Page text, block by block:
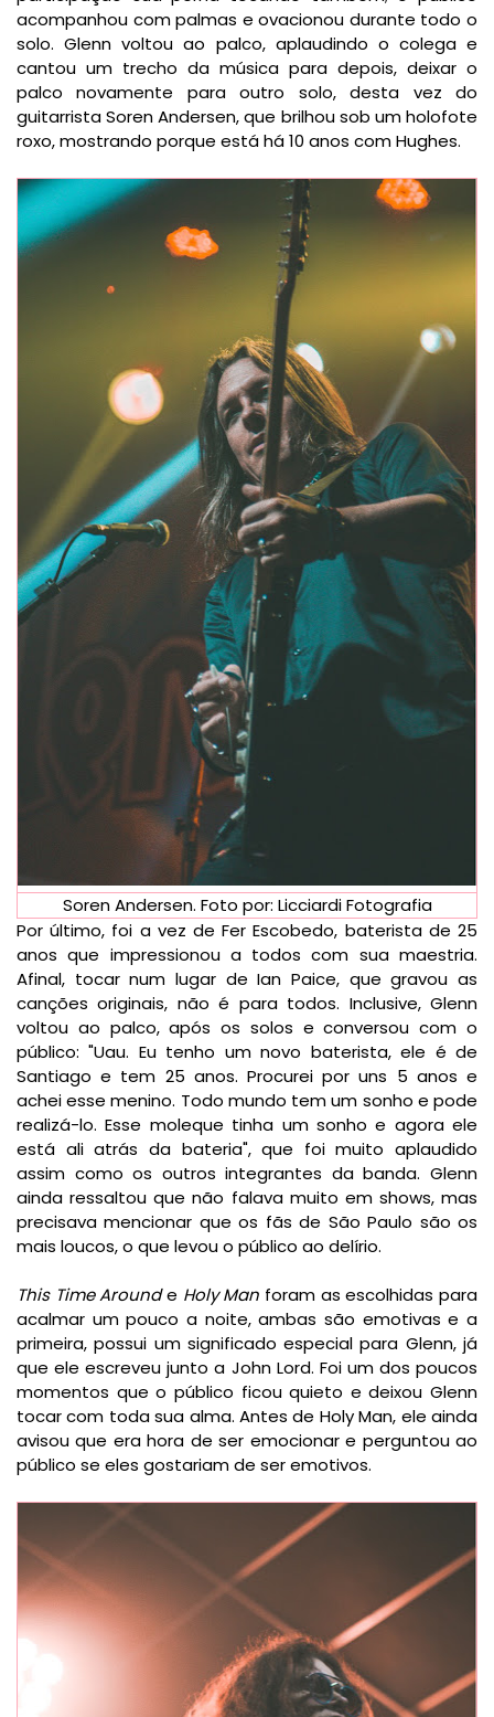
acompanhou com palmas e ovacionou durante todo o
solo. Glenn voltou ao palco, aplaudindo o colega e
cantou um trecho da música para depois, deixar o
palco novamente para outro solo, desta vez do
guitarrista Soren Andersen, que brilhou sob um holofote
roxo, mostrando porque está há 10 anos com Hughes.
Soren Andersen. Foto por: Licciardi Fotografia
Por último, foi a vez de Fer Escobedo, baterista de 25
anos que impressionou a todos com sua maestria.
Afinal, tocar num lugar de Ian Paice, que gravou as
canções originais, não é para todos. Inclusive, Glenn
voltou ao palco, após os solos e conversou com o
público: "Uau. Eu tenho um novo baterista, ele é de
Santiago e tem 25 anos. Procurei por uns 5 anos e
achei esse menino. Todo mundo tem um sonho e pode
realizá-lo. Esse moleque tinha um sonho e agora ele
está ali atrás da bateria", que foi muito aplaudido
assim como os outros integrantes da banda. Glenn
ainda ressaltou que não falava muito em shows, mas
precisava mencionar que os fãs de São Paulo são os
mais loucos, o que levou o público ao delírio.
This Time Arounde Holy Man foram as escolhidas para
acalmar um pouco a noite, ambas são emotivas e a
primeira, possui um significado especial para Glenn, já
que ele escreveu junto a John Lord. Foi um dos poucos
momentos que o público ficou quieto e deixou Glenn
tocar com toda sua alma. Antes de Holy Man, ele ainda
avisou que era hora de ser emocionar e perguntou ao
público se eles gostariam de ser emotivos.